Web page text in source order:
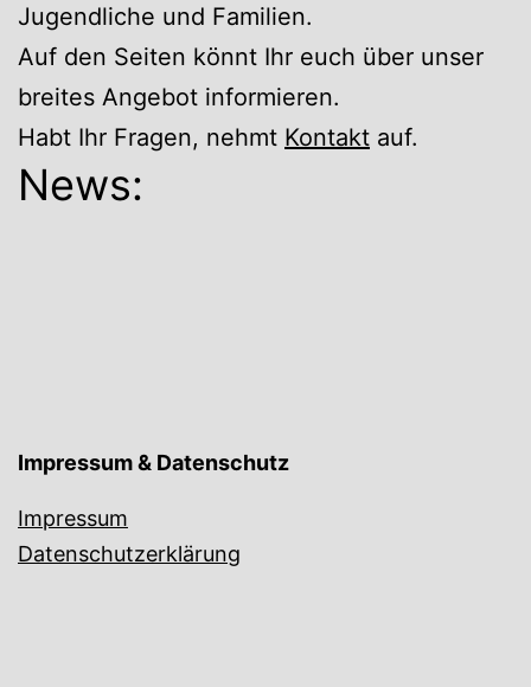
Jugendliche und Familien.
Auf den Seiten könnt Ihr euch über unser
breites Angebot informieren.
Habt Ihr Fragen, nehmt Kontakt auf.
News:
Impressum & Datenschutz
Impressum
Datenschutzerklärung